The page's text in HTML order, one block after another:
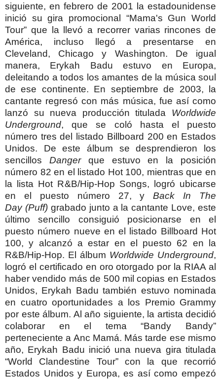
siguiente, en febrero de 2001 la estadounidense
inició su gira promocional “Mama's Gun World
Tour” que la llevó a recorrer varias rincones de
América, incluso llegó a presentarse en
Cleveland, Chicago y Washington. De igual
manera, Erykah Badu estuvo en Europa,
deleitando a todos los amantes de la música soul
de ese continente. En septiembre de 2003, la
cantante regresó con más música, fue así como
lanzó su nueva producción titulada Worldwide
Underground, que se coló hasta el puesto
número tres del listado Billboard 200 en Estados
Unidos. De este álbum se desprendieron los
sencillos Dangerque estuvo en la posición
número 82 en el listado Hot 100, mientras que en
la lista Hot R&B/Hip-Hop Songs, logró ubicarse
en el puesto número 27, yBack In The
Day (Puff)grabado junto a la cantante Love, este
último sencillo consiguió posicionarse en el
puesto número nueve en el listado Billboard Hot
100, y alcanzó a estar en el puesto 62 en la
R&B/Hip-Hop. El álbum Worldwide Underground,
logró el certificado en oro otorgado por la RIAA al
haber vendido más de 500 mil copias en Estados
Unidos, Erykah Badu también estuvo nominada
en cuatro oportunidades a los Premio Grammy
por este álbum. Al año siguiente, la artista decidió
colaborar en el tema “Bandy Bandy”
perteneciente a Anc Mamá. Más tarde ese mismo
año, Erykah Badu inició una nueva gira titulada
“World Clandestine Tour” con la que recorrió
Estados Unidos y Europa, es así como empezó